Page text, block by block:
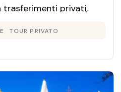
trasferimenti privati,
TOUR PRIVATO